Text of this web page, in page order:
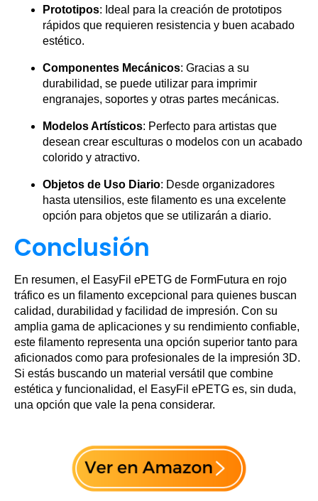
Prototipos: Ideal para la creación de prototipos
rápidos que requieren resistencia y buen acabado
estético.
Componentes Mecánicos: Gracias a su
durabilidad, se puede utilizar para imprimir
engranajes, soportes y otras partes mecánicas.
Modelos Artísticos: Perfecto para artistas que
desean crear esculturas o modelos con un acabado
colorido y atractivo.
Objetos de Uso Diario: Desde organizadores
hasta utensilios, este filamento es una excelente
opción para objetos que se utilizarán a diario.
Conclusión
En resumen, el EasyFil ePETG de FormFutura en rojo
tráfico es un filamento excepcional para quienes buscan
calidad, durabilidad y facilidad de impresión. Con su
amplia gama de aplicaciones y su rendimiento confiable,
este filamento representa una opción superior tanto para
aficionados como para profesionales de la impresión 3D.
Si estás buscando un material versátil que combine
estética y funcionalidad, el EasyFil ePETG es, sin duda,
una opción que vale la pena considerar.